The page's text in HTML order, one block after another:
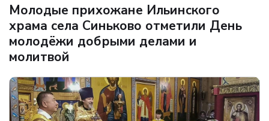
Молодые прихожане Ильинского
храма села Синьково отметили День
молодёжи добрыми делами и
молитвой